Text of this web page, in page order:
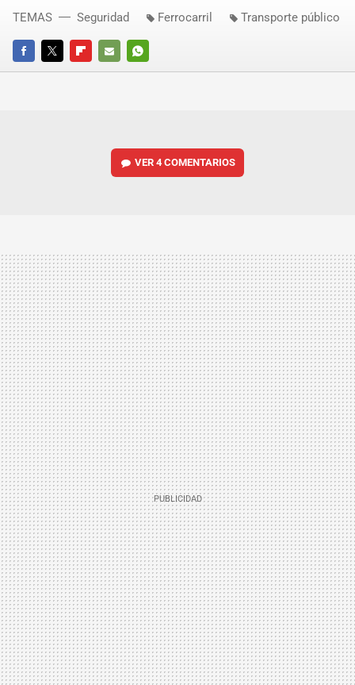
FACEBOOKTWITTERFLIPBOARD
E-
WHATSAPP
TEMAS Seguridad Ferrocarril Transporte público
VER4 COMENTARIOS